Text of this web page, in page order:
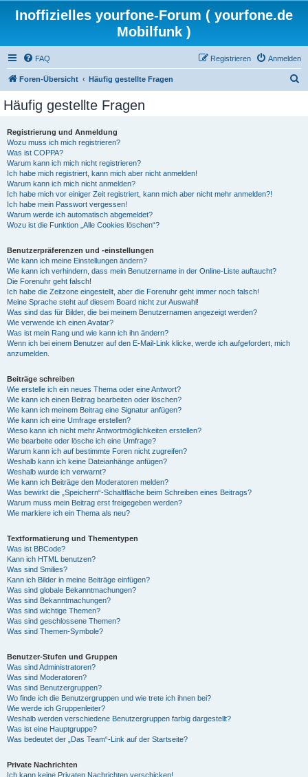
Inoffizielles yourfone-Forum ( yourfone.de
Mobilfunk )
FAQ Anmelden
Registrieren
Foren-Übersicht Häufig gestellte Fragen
Häufig gestellte Fragen
Registrierung und Anmeldung
Wozu muss ich mich registrieren?
Was ist COPPA?
Warum kann ich mich nicht registrieren?
Ich habe mich registriert, kann mich aber nicht anmelden!
Warum kann ich mich nicht anmelden?
Ich habe mich vor einiger Zeit registriert, kann mich aber nicht mehr anmelden?!
Ich habe mein Passwort vergessen!
Warum werde ich automatisch abgemeldet?
Wozu ist die Funktion „Alle Cookies löschen“?
Benutzerpräferenzen und -einstellungen
Wie kann ich meine Einstellungen ändern?
Wie kann ich verhindern, dass mein Benutzername in der Online-Liste auftaucht?
Die Forenuhr geht falsch!
Ich habe die Zeitzone eingestellt, aber die Forenuhr geht immer noch falsch!
Meine Sprache steht auf diesem Board nicht zur Auswahl!
Was sind das für Bilder, die bei meinem Benutzernamen angezeigt werden?
Wie verwende ich einen Avatar?
Was ist mein Rang und wie kann ich ihn ändern?
Wenn ich bei einem Benutzer auf den E-Mail-Link klicke, werde ich aufgefordert, mich
anzumelden.
Beiträge schreiben
Wie erstelle ich ein neues Thema oder eine Antwort?
Wie kann ich einen Beitrag bearbeiten oder löschen?
Wie kann ich meinem Beitrag eine Signatur anfügen?
Wie kann ich eine Umfrage erstellen?
Wieso kann ich nicht mehr Antwortmöglichkeiten erstellen?
Wie bearbeite oder lösche ich eine Umfrage?
Warum kann ich auf bestimmte Foren nicht zugreifen?
Weshalb kann ich keine Dateianhänge anfügen?
Weshalb wurde ich verwarnt?
Wie kann ich Beiträge den Moderatoren melden?
Was bewirkt die „Speichern“-Schaltfläche beim Schreiben eines Beitrags?
Warum muss mein Beitrag erst freigegeben werden?
Wie markiere ich ein Thema als neu?
Textformatierung und Thementypen
Was ist BBCode?
Kann ich HTML benutzen?
Was sind Smilies?
Kann ich Bilder in meine Beiträge einfügen?
Was sind globale Bekanntmachungen?
Was sind Bekanntmachungen?
Was sind wichtige Themen?
Was sind geschlossene Themen?
Was sind Themen-Symbole?
Benutzer-Stufen und Gruppen
Was sind Administratoren?
Was sind Moderatoren?
Was sind Benutzergruppen?
Wo finde ich die Benutzergruppen und wie trete ich ihnen bei?
Wie werde ich Gruppenleiter?
Weshalb werden verschiedene Benutzergruppen farbig dargestellt?
Was ist eine Hauptgruppe?
Was bedeutet der „Das Team“-Link auf der Startseite?
Private Nachrichten
Ich kann keine Privaten Nachrichten verschicken!